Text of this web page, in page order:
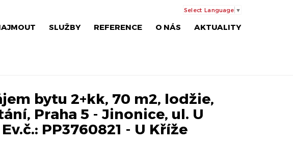
SLUŽBY REFERENCE O NÁS AKTUALITY
Select Language ▼
bytu 2+kk, 70 m2, lodžie,
Praha 5 - Jinonice, ul. U
PP3760821 - U Kříže